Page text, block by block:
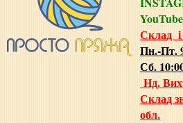
Склад
Пн.-Пт.
Сб.
Нд.
Склад
обл.